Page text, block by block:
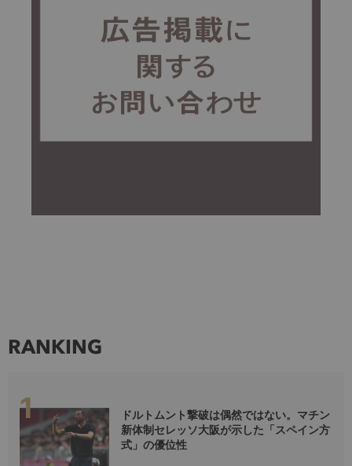
RANKING
ドルトムント撃破は偶然ではない。マチン
新体制セレッソ大阪が示した「スペイン方
式」の優位性